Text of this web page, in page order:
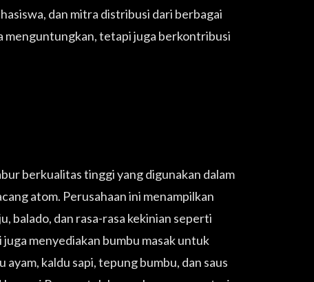
dan mitra distribusi dari berbagai
menguntungkan, tetapi juga berkontribusi
berkualitas tinggi yang digunakan dalam
atom. Perusahaan ini menampilkan
balado, dan rasa-rasa kekinian seperti
menyediakan bumbu masak untuk
kaldu sapi, tepung bumbu, dan saus